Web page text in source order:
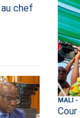
chef
MALI -
Cour